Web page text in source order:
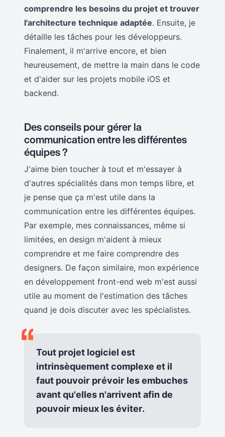
comprendre les besoins du projet et trouver
l'architecture technique adaptée. Ensuite, je
détaille les tâches pour les développeurs.
Finalement, il m'arrive encore, et bien
heureusement, de mettre la main dans le code
et d'aider sur les projets mobile iOS et
backend.
Des conseils pour gérer la
communication entre les différentes
équipes ?
J'aime bien toucher à tout et m'essayer à
d'autres spécialités dans mon temps libre, et
je pense que ça m'est utile dans la
communication entre les différentes équipes.
Par exemple, mes connaissances, même si
limitées, en design m'aident à mieux
comprendre et me faire comprendre des
designers. De façon similaire, mon expérience
en développement front-end web m'est aussi
utile au moment de l'estimation des tâches
quand je dois discuter avec les spécialistes.
Tout projet logiciel est
intrinsèquement complexe et il
faut pouvoir prévoir les embuches
avant qu'elles n'arrivent afin de
pouvoir mieux les éviter.